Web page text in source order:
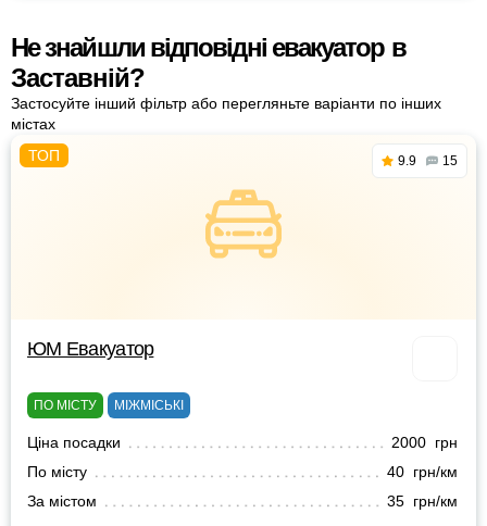
Не знайшли відповідні евакуатор в
Заставній?
Застосуйте інший фільтр або перегляньте варіанти по інших
містах
9.9 15
ЮМ Евакуатор
ПО МІСТУ МІЖМІСЬКІ
Ціна посадки
2000 грн
По місту
40 грн/км
За містом
35 грн/км